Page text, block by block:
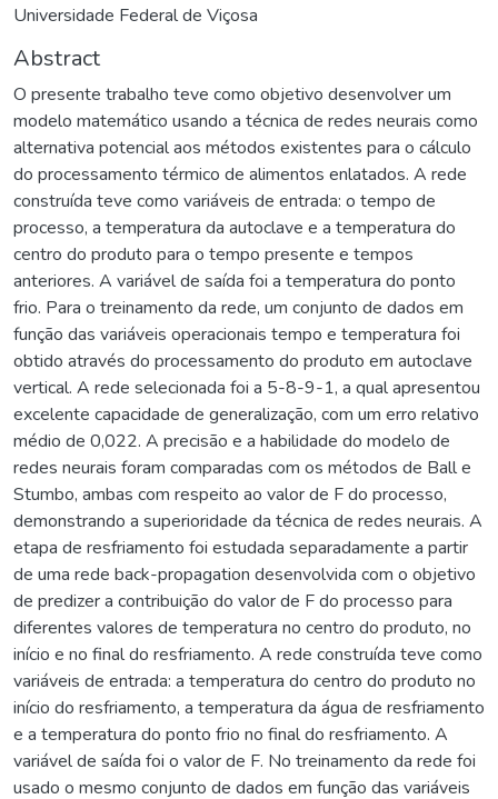
Universidade Federal de Viçosa
Abstract
O presente trabalho teve como objetivo desenvolver um
modelo matemático usando a técnica de redes neurais como
alternativa potencial aos métodos existentes para o cálculo
do processamento térmico de alimentos enlatados. A rede
construída teve como variáveis de entrada: o tempo de
processo, a temperatura da autoclave e a temperatura do
centro do produto para o tempo presente e tempos
anteriores. A variável de saída foi a temperatura do ponto
frio. Para o treinamento da rede, um conjunto de dados em
função das variáveis operacionais tempo e temperatura foi
obtido através do processamento do produto em autoclave
vertical. A rede selecionada foi a 5-8-9-1, a qual apresentou
excelente capacidade de generalização, com um erro relativo
médio de 0,022. A precisão e a habilidade do modelo de
redes neurais foram comparadas com os métodos de Ball e
Stumbo, ambas com respeito ao valor de F do processo,
demonstrando a superioridade da técnica de redes neurais. A
etapa de resfriamento foi estudada separadamente a partir
de uma rede back-propagation desenvolvida com o objetivo
de predizer a contribuição do valor de F do processo para
diferentes valores de temperatura no centro do produto, no
início e no final do resfriamento. A rede construída teve como
variáveis de entrada: a temperatura do centro do produto no
início do resfriamento, a temperatura da água de resfriamento
e a temperatura do ponto frio no final do resfriamento. A
variável de saída foi o valor de F. No treinamento da rede foi
usado o mesmo conjunto de dados em função das variáveis